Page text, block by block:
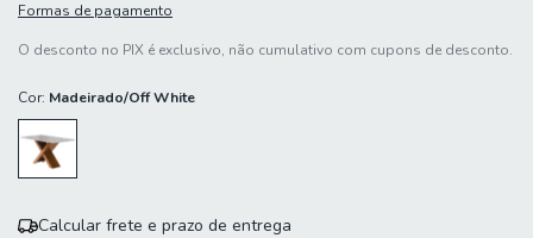
Formas de pagamento
O desconto no PIX é exclusivo, não cumulativo com cupons de desconto.
Cor: Madeirado/Off White
Calcular frete e prazo de entrega